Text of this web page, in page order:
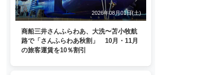
2026年08月01日(土)
商船三井さんふらわあ、大洗〜苫小牧航
路で「さんふらわあ秋割」 10月・11月
の旅客運賃を10％割引